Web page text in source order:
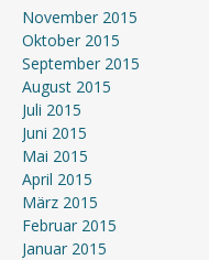
November 2015
Oktober 2015
September 2015
August 2015
Juli 2015
Juni 2015
Mai 2015
April 2015
März 2015
Februar 2015
Januar 2015